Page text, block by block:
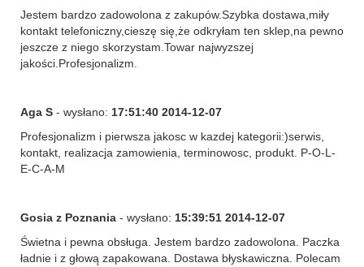
Jestem bardzo zadowolona z zakupów.Szybka dostawa,miły
kontakt telefoniczny,cieszę się,że odkryłam ten sklep,na pewno
jeszcze z niego skorzystam.Towar najwyzszej
jakości.Profesjonalizm.
Aga S - wysłano: 17:51:40 2014-12-07
Profesjonalizm i pierwsza jakosc w kazdej kategorii:)serwis,
kontakt, realizacja zamowienia, terminowosc, produkt. P-O-L-
E-C-A-M
Gosia z Poznania - wysłano: 15:39:51 2014-12-07
Świetna i pewna obsługa. Jestem bardzo zadowolona. Paczka
ładnie i z głową zapakowana. Dostawa błyskawiczna. Polecam